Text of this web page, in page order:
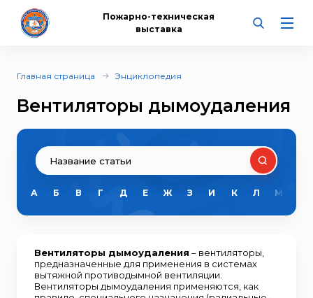
Пожарно-техническая
выставка
Главная страница Энциклопедия
Вентиляторы дымоудаления
А Б В Г Д Е Ж З И К Л М
Вентиляторы дымоудаления – вентиляторы,
предназначенные для применения в системах
вытяжной противодымной вентиляции.
Вентиляторы дымоудаления применяются, как